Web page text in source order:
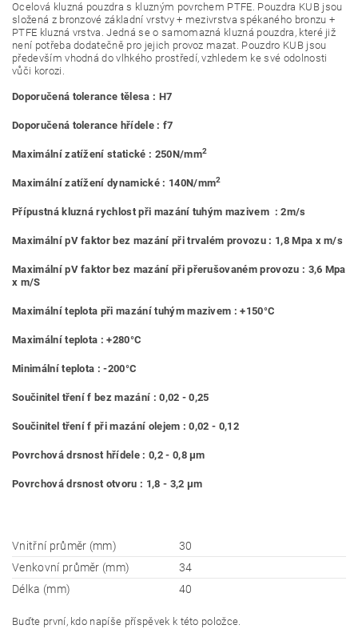
Ocelová kluzná pouzdra s kluzným povrchem PTFE. Pouzdra KUB jsou
složená z bronzové základní vrstvy + mezivrstva spékaného bronzu +
PTFE kluzná vrstva. Jedná se o samomazná kluzná pouzdra, které již
není potřeba dodatečně pro jejich provoz mazat. Pouzdro KUB jsou
především vhodná do vlhkého prostředí, vzhledem ke své odolnosti
vůči korozi.
Doporučená tolerance tělesa : H7
Doporučená tolerance hřídele : f7
Maximální zatížení statické : 250N/mm2
Maximální zatížení dynamické : 140N/mm2
Přípustná kluzná rychlost při mazání tuhým mazivem : 2m/s
Maximální pV faktor bez mazání při trvalém provozu : 1,8 Mpa x m/s
Maximální pV faktor bez mazání při přerušovaném provozu : 3,6 Mpa
x m/S
Maximální teplota při mazání tuhým mazivem : +150°C
Maximální teplota : +280°C
Minimální teplota : -200°C
Součinitel tření f bez mazání : 0,02 - 0,25
Součinitel tření f při mazání olejem : 0,02 - 0,12
Povrchová drsnost hřídele : 0,2 - 0,8 μm
Povrchová drsnost otvoru : 1,8 - 3,2 μm
Vnitřní průměr (mm)
30
Venkovní průměr (mm)
34
Délka (mm)
40
Buďte první, kdo napíše příspěvek k této položce.